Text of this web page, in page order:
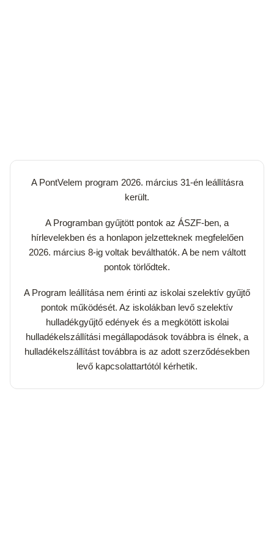
A PontVelem program 2026. március 31-én leállításra
került.
A Programban gyűjtött pontok az ÁSZF-ben, a
hírlevelekben és a honlapon jelzetteknek megfelelően
2026. március 8-ig voltak beválthatók. A be nem váltott
pontok törlődtek.
A Program leállítása nem érinti az iskolai szelektív gyűjtő
pontok működését. Az iskolákban levő szelektív
hulladékgyűjtő edények és a megkötött iskolai
hulladékelszállítási megállapodások továbbra is élnek, a
hulladékelszállítást továbbra is az adott szerződésekben
levő kapcsolattartótól kérhetik.